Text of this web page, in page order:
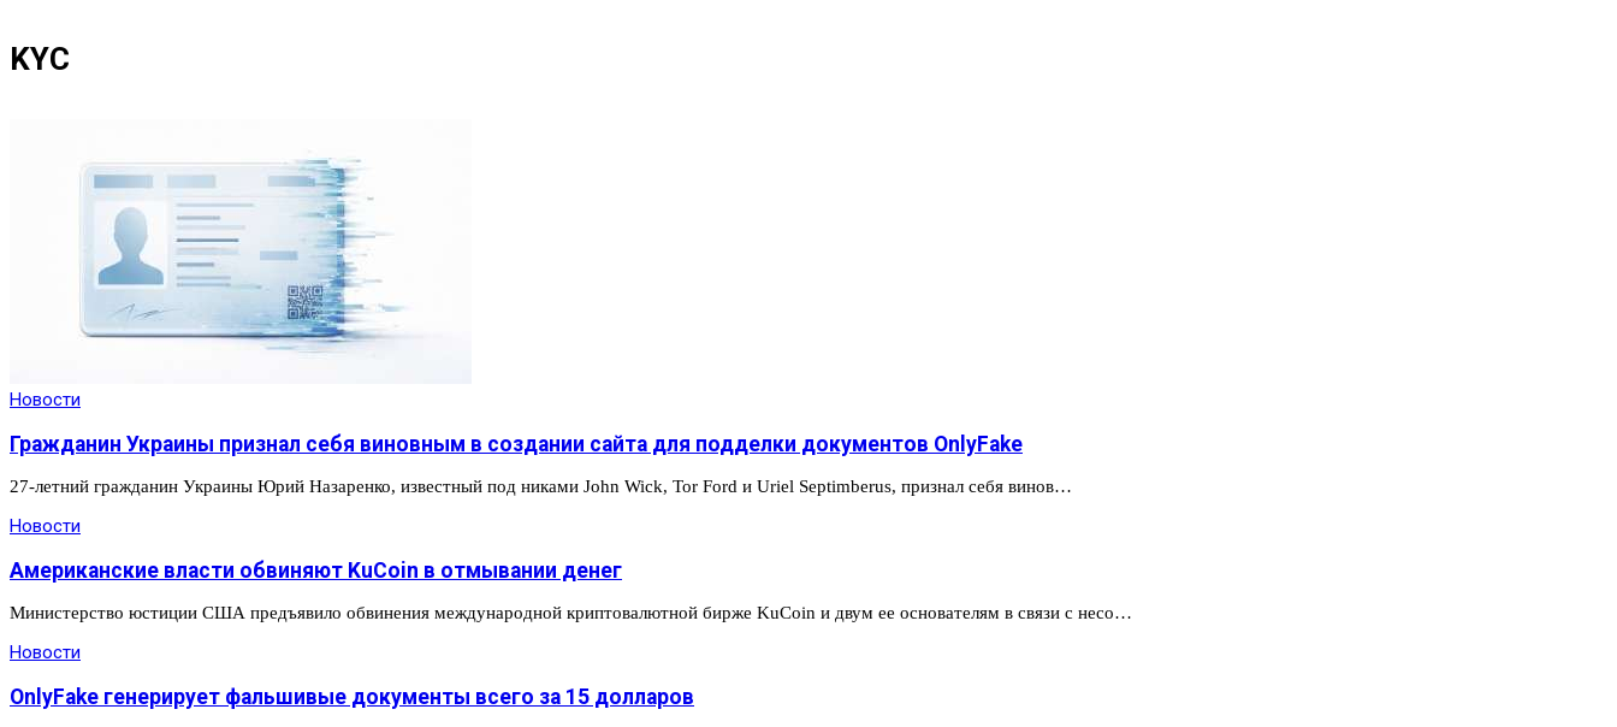
KYC
Новости
Гражданин Украины признал себя виновным в создании сайта для подделки документов OnlyFake
27-летний гражданин Украины Юрий Назаренко, известный под никами John Wick, Tor Ford и Uriel Septimberus, признал себя винов…
Новости
Американские власти обвиняют KuCoin в отмывании денег
Министерство юстиции США предъявило обвинения международной криптовалютной бирже KuCoin и двум ее основателям в связи с несо…
Новости
OnlyFake генерирует фальшивые документы всего за 15 долларов